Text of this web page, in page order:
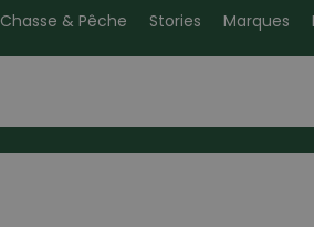
Chasse & Pêche Stories Marques